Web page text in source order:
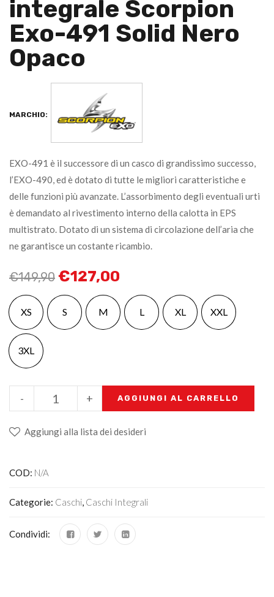
integrale Scorpion
Exo-491 Solid Nero
Opaco
MARCHIO:
EXO-491 è il successore di un casco di grandissimo successo,
l’EXO-490, ed è dotato di tutte le migliori caratteristiche e
delle funzioni più avanzate. L’assorbimento degli eventuali urti
è demandato al rivestimento interno della calotta in EPS
multistrato. Dotato di un sistema di circolazione dell’aria che
ne garantisce un costante ricambio.
€149,90 €127,00
XS S M L XL XXL
3XL
+
- AGGIUNGI AL CARRELLO
Aggiungi alla lista dei desideri
COD: N/A
Categorie: Caschi, Caschi Integrali
Condividi: